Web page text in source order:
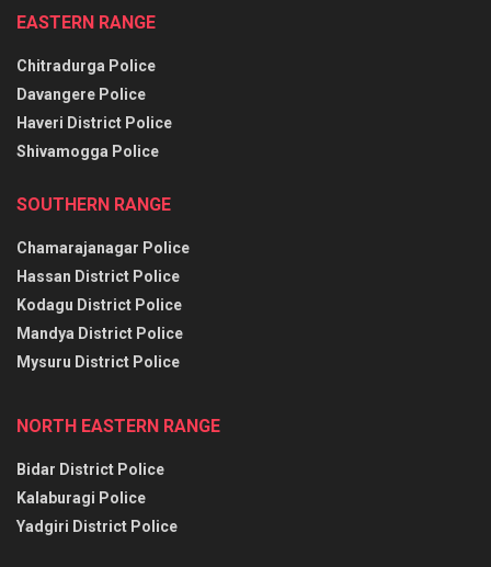
EASTERN RANGE
Chitradurga Police
Davangere Police
Haveri District Police
Shivamogga Police
SOUTHERN RANGE
Chamarajanagar Police
Hassan District Police
Kodagu District Police
Mandya District Police
Mysuru District Police
NORTH EASTERN RANGE
Bidar District Police
Kalaburagi Police
Yadgiri District Police